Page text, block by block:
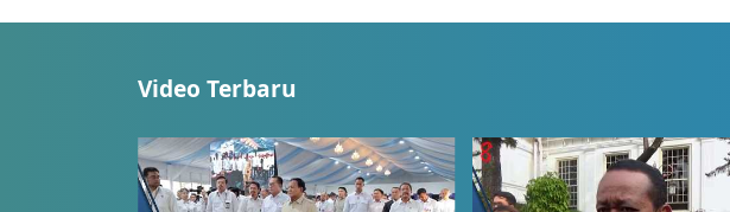
Video Terbaru